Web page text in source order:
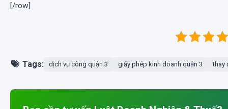
[/row]
Tags: dịch vụ công quận 3 giấy phép kinh doanh quận 3 thay